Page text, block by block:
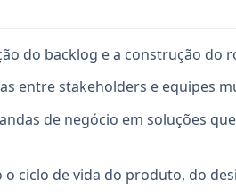
do backlog e a construção do
entre stakeholders e equipes
de negócio em soluções
ciclo de vida do produto, do